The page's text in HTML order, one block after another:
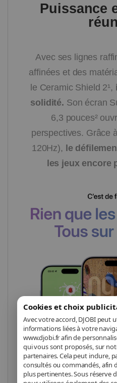
Cookies et choix
Avec votre accord, DJOBI peut
informations liées à votre
www.djobi.fr afin de
qui vous sont proposés, sur
partenaires. Cela peut inclure,
consultés ou commandés, afin
plus pertinentes. Sous réserve
Puissance
Avec ses lignes
affinées et des
le Ceramic Shield 2¹,
solidité. Son écran
6,3 pouces²
perspectives. Grâce
120Hz), le
les jeux encore